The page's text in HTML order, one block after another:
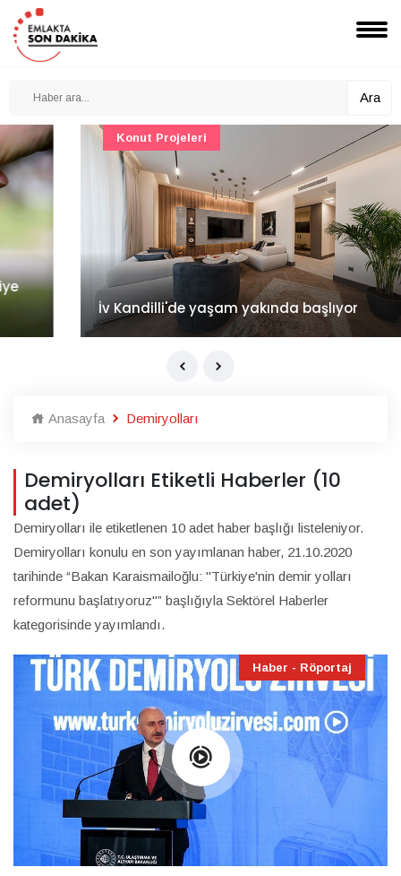
Ara
İv Kandilli'de yaşam yakında başlıyor
Konut Projeleri
Anasayfa Demiryolları
Demiryolları Etiketli Haberler (10
adet)
Demiryolları ile etiketlenen 10 adet haber başlığı listeleniyor.
Demiryolları konulu en son yayımlanan haber, 21.10.2020
tarihinde “Bakan Karaismailoğlu: "Türkiye'nin demir yolları
reformunu başlatıyoruz"” başlığıyla Sektörel Haberler
kategorisinde yayımlandı.
Haber - Röportaj